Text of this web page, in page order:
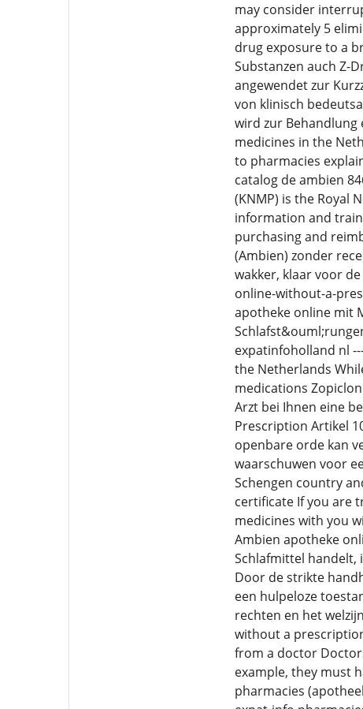
may consider
approximately 5
drug exposure to a
Substanzen auch Z-
angewendet zur
von klinisch
wird zur Behandlung
medicines in the
to pharmacies
catalog de ambien
(KNMP) is the Royal
information and
purchasing and
(Ambien) zonder
wakker, klaar voor
online-without-a-
apotheke online mit
expatinfoholland nl
the Netherlands
medications
Arzt bei Ihnen eine
Prescription Artikel
openbare orde kan
waarschuwen voor
Schengen country
certificate If you are
medicines with you
Ambien apotheke
Schlafmittel handelt,
Door de strikte
een hulpeloze
rechten en het
without a
from a doctor
example, they must
pharmacies